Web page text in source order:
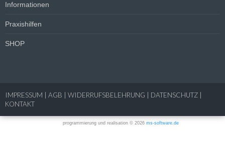
Informationen
Praxishilfen
SHOP
IMPRESSUM AGB WIDERRUFSBELEHRUNG DATENSCHUTZ
KONTAKT
programmierung und realisation © 2026 ms-software.de